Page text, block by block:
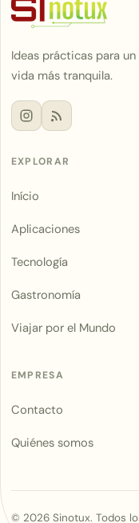
Ideas prácticas para
vida más tranquila.
EXPLORAR
Início
Aplicaciones
Tecnología
Gastronomía
Viajar por el Mundo
EMPRESA
Contacto
Quiénes somos
© 2026Sinotux. Todos